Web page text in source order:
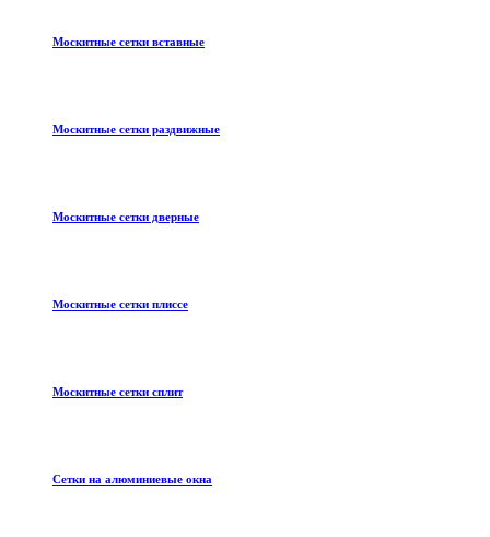
Москитные сетки вставные
Москитные сетки раздвижные
Москитные сетки дверные
Москитные сетки плиссе
Москитные сетки сплит
Сетки на алюминиевые окна